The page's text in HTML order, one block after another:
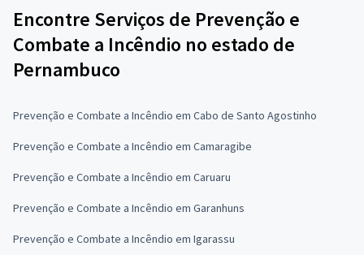
Encontre Serviços de Prevenção e
Combate a Incêndio no estado de
Pernambuco
Prevenção e Combate a Incêndio em Cabo de Santo Agostinho
Prevenção e Combate a Incêndio em Camaragibe
Prevenção e Combate a Incêndio em Caruaru
Prevenção e Combate a Incêndio em Garanhuns
Prevenção e Combate a Incêndio em Igarassu